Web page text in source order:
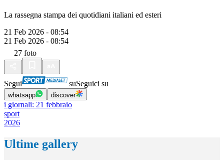
La rassegna stampa dei quotidiani italiani ed esteri
21 Feb 2026 - 08:54
21 Feb 2026 - 08:54
27 foto
Segui suSeguici su
whatsapp discover
i giornali: 21 febbraio
sport
2026
Ultime gallery